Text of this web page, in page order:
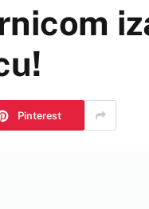
Pinterest